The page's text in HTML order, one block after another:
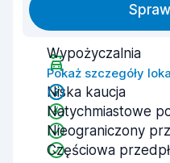
Wypożyczalnia
Pokaż szczegóły
Niska kaucja
Natychmiastowe
Nieograniczony
Częściowa